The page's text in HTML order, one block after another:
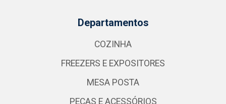
Departamentos
COZINHA
FREEZERS E EXPOSITORES
MESA POSTA
PEÇAS E ACESSÓRIOS